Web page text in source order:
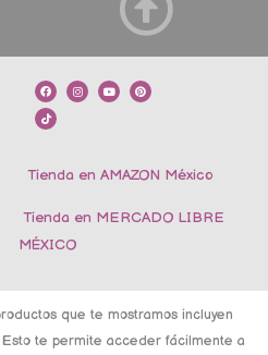
F
a
c
e
b
I
n
s
m
Y
o
u
P
i
n
t
T
i
k
t
o
Tienda en AMAZON México
Tienda en MERCADO LIBRE
MÉXICO
que te mostramos incluyen
te permite acceder fácilmente a